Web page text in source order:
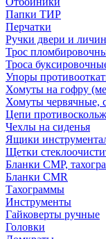
Папки ТИР
Перчатки
Ручки двери и
Трос
Троса
Упоры
Хомуты на гофру
Хомуты червячные,
Цепи
Чехлы на сиденья
Ящики
Щетки
Бланки СМР,
Бланки CMR
Тахограммы
Инструменты
Гайковерты ручные
Головки